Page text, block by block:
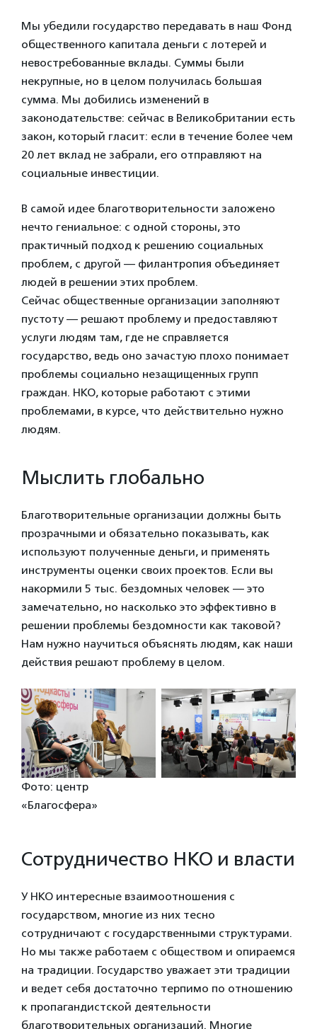
Мы убедили государство передавать в наш Фонд
общественного капитала деньги с лотерей и
невостребованные вклады. Суммы были
некрупные, но в целом получилась большая
сумма. Мы добились изменений в
законодательстве: сейчас в Великобритании есть
закон, который гласит: если в течение более чем
20 лет вклад не забрали, его отправляют на
социальные инвестиции.
В самой идее благотворительности заложено
нечто гениальное: с одной стороны, это
практичный подход к решению социальных
проблем, с другой — филантропия объединяет
людей в решении этих проблем.
Сейчас общественные организации заполняют
пустоту — решают проблему и предоставляют
услуги людям там, где не справляется
государство, ведь оно зачастую плохо понимает
проблемы социально незащищенных групп
граждан. НКО, которые работают с этими
проблемами, в курсе, что действительно нужно
людям.
Мыслить глобально
Благотворительные организации должны быть
прозрачными и обязательно показывать, как
используют полученные деньги, и применять
инструменты оценки своих проектов. Если вы
накормили 5 тыс. бездомных человек — это
замечательно, но насколько это эффективно в
решении проблемы бездомности как таковой?
Нам нужно научиться объяснять людям, как наши
действия решают проблему в целом.
Фото: центр
«Благосфера»
Сотрудничество НКО и власти
У НКО интересные взаимоотношения с
государством, многие из них тесно
сотрудничают с государственными структурами.
Но мы также работаем с обществом и опираемся
на традиции. Государство уважает эти традиции
и ведет себя достаточно терпимо по отношению
к пропагандистской деятельности
благотворительных организаций. Многие